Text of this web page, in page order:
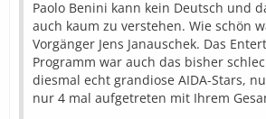
Paolo Benini kann kein Deutsch und
auch kaum zu verstehen. Wie schön
Vorgänger Jens Janauschek. Das
Programm war auch das bisher
diesmal echt grandiose AIDA-Stars,
nur 4 mal aufgetreten mit Ihrem